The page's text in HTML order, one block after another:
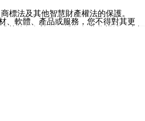
標法及其他智慧財產權法的保護。
、軟體、產品或服務，您不得對其更